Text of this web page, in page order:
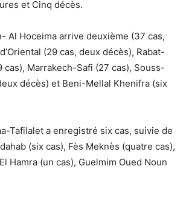
et Cinq décès.
Al Hoceima arrive deuxième (37 cas,
(29 cas, deux décès), Rabat-
cas), Marrakech-Safi (27 cas), Souss-
décès) et Beni-Mellal Khenifra (six
Tafilalet a enregistré six cas, suivie de
(six cas), Fès Meknès (quatre cas),
Hamra (un cas), Guelmim Oued Noun